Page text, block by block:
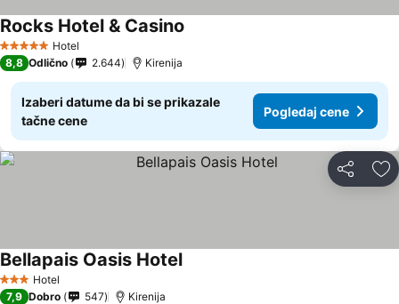
5 ZvezdiceHotel
Rocks Hotel & Casino
8,8 Odlično 2.644 Kirenija
Izaberi datume da bi se prikazale
tačne cene
Pogledaj cene
Deli
3 Zvezdice
Hotel
Bellapais Oasis HotelPogledaj cene
7,9 Dobro 547 Kirenija